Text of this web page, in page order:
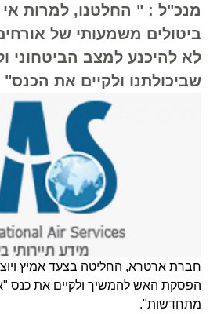
מנכ"ל : " החלטנו, למרות אי
ביטולים משמעותי של
לא להיכנע למצב הביטחוני
שביכולתנו ולקיים את הכנס"
חברת ארטרא, החליטה בצעד אמיץ
הפסקת האש להמשיך ולקיים את כנס
מתחדשות".